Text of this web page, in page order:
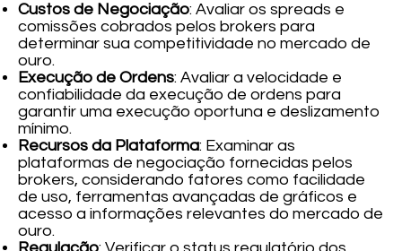
Custos de Negociação: Avaliar os spreads e
comissões cobrados pelos brokers para
determinar sua competitividade no mercado de
ouro.
Execução de Ordens: Avaliar a velocidade e
confiabilidade da execução de ordens para
garantir uma execução oportuna e deslizamento
mínimo.
Recursos da Plataforma: Examinar as
plataformas de negociação fornecidas pelos
brokers, considerando fatores como facilidade
de uso, ferramentas avançadas de gráficos e
acesso a informações relevantes do mercado de
ouro.